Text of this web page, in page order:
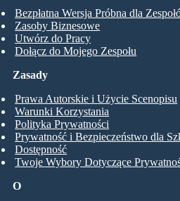
Bezpłatna Wersja Próbna dla
Zasoby Biznesowe
Utwórz do Pracy
Dołącz do Mojego Zespołu
O
Zasady
Prawa Autorskie i Użycie Scenopisu
Warunki Korzystania
Polityka Prywatności
Prywatność i Bezpieczeństwo dla
Dostępność
Twoje Wybory Dotyczące